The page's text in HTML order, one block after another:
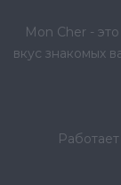
Mon Cher -
вкус знакомых